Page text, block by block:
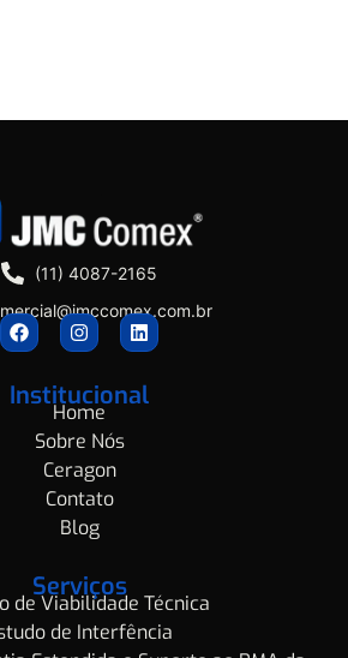
(11) 4087-2165
Institucional
Home
Sobre Nós
Ceragon
Contato
Blog
Serviços
de Viabilidade Técnica
de Interfência